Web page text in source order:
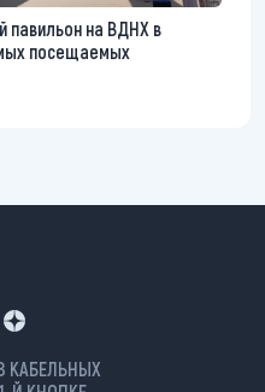
павильон на ВДНХ в
посещаемых
КАБЕЛЬНЫХ